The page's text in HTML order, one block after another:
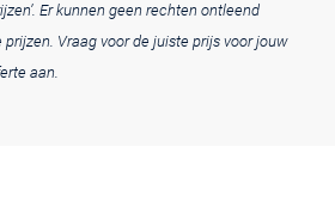
Er kunnen geen rechten ontleend
Vraag voor de juiste prijs voor jouw
aan.